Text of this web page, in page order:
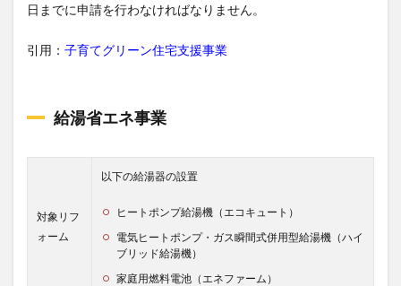
日までに申請を行わなければなりません。
引用： 子育てグリーン住宅支援事業
給湯省エネ事業
対象リフ
ォーム
以下の給湯器の設置
ヒートポンプ給湯機（エコキュート）
電気ヒートポンプ・ガス瞬間式併用型給湯機（ハイ
ブリッド給湯機）
家庭用燃料電池（エネファーム）